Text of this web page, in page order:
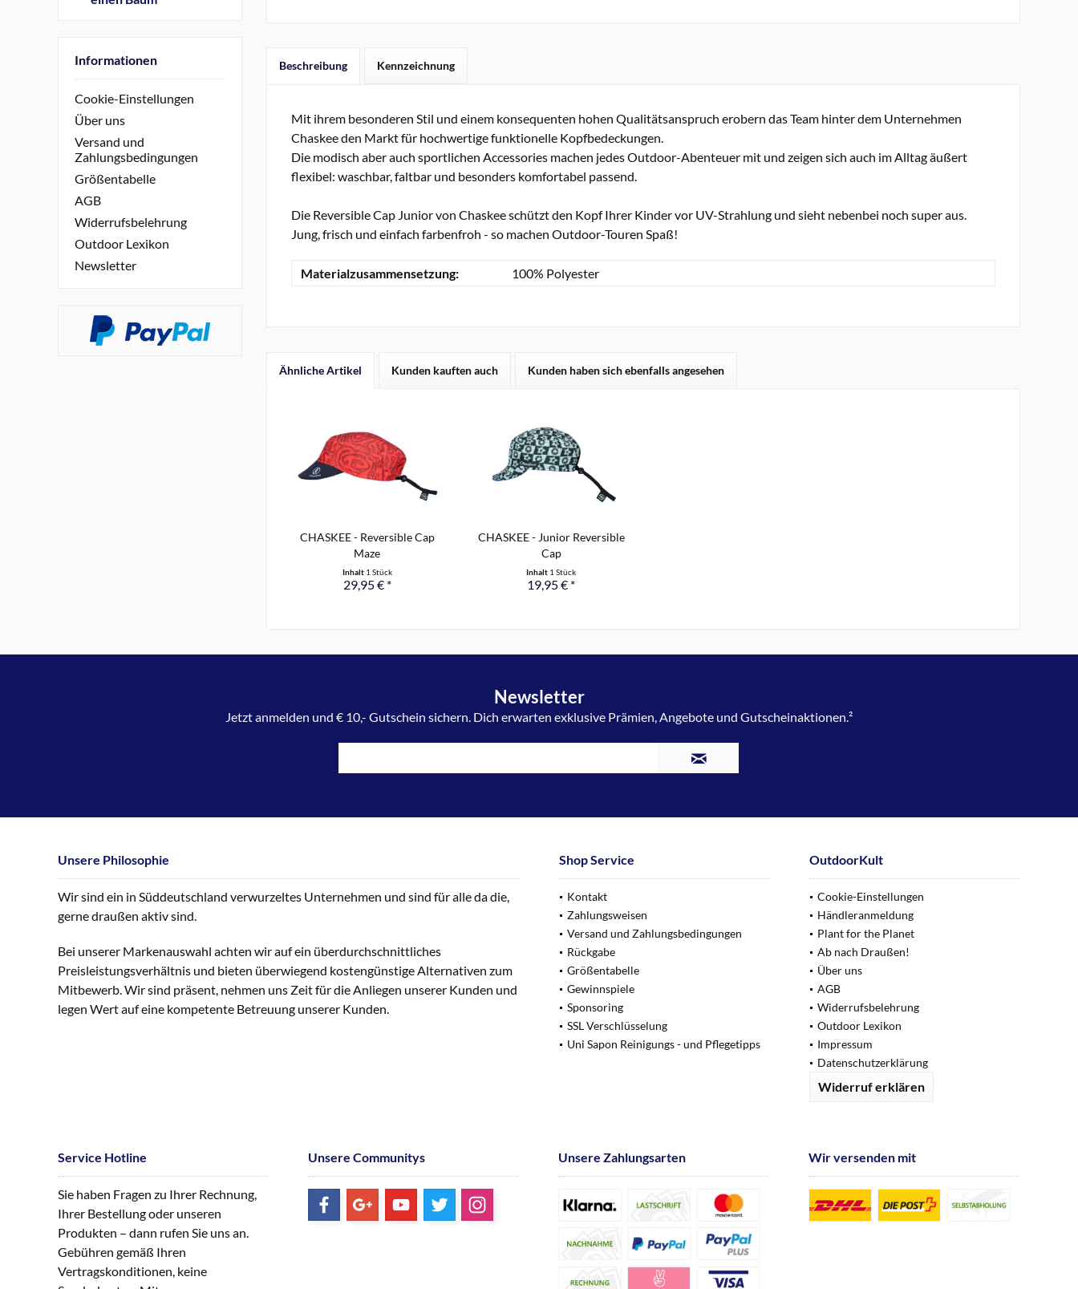
Informationen
Cookie-Einstellungen
Über uns
Versand und
Zahlungsbedingungen
Größentabelle
AGB
Widerrufsbelehrung
Outdoor Lexikon
Newsletter
Beschreibung Kennzeichnung
Mit ihrem besonderen Stil und einem konsequenten hohen Qualitätsanspruch erobern das Team hinter dem Unternehmen
Chaskee den Markt für hochwertige funktionelle Kopfbedeckungen.
Die modisch aber auch sportlichen Accessories machen jedes Outdoor-Abenteuer mit und zeigen sich auch im Alltag äußert
flexibel: waschbar, faltbar und besonders komfortabel passend.
Die Reversible Cap Junior von Chaskee schützt den Kopf Ihrer Kinder vor UV-Strahlung und sieht nebenbei noch super aus.
Jung, frisch und einfach farbenfroh - so machen Outdoor-Touren Spaß!
Materialzusammensetzung: 100% Polyester
Ähnliche Artikel Kunden kauften auch Kunden haben sich ebenfalls angesehen
CHASKEE - Reversible Cap
Maze
Inhalt 1 Stück
29,95 € *
CHASKEE - Junior Reversible
Cap
Inhalt 1 Stück
19,95 € *
Newsletter
Jetzt anmelden und € 10,- Gutschein sichern. Dich erwarten exklusive Prämien, Angebote und Gutscheinaktionen.²
Unsere Philosophie
Wir sind ein in Süddeutschland verwurzeltes Unternehmen und sind für alle da die,
gerne draußen aktiv sind.
Bei unserer Markenauswahl achten wir auf ein überdurchschnittliches
Preisleistungsverhältnis und bieten überwiegend kostengünstige Alternativen zum
Mitbewerb. Wir sind präsent, nehmen uns Zeit für die Anliegen unserer Kunden und
legen Wert auf eine kompetente Betreuung unserer Kunden.
Shop Service
Kontakt
Zahlungsweisen
Versand und Zahlungsbedingungen
Rückgabe
Größentabelle
Gewinnspiele
Sponsoring
SSL Verschlüsselung
Uni Sapon Reinigungs - und Pflegetipps
OutdoorKult
Cookie-Einstellungen
Händleranmeldung
Plant for the Planet
Ab nach Draußen!
Über uns
AGB
Widerrufsbelehrung
Outdoor Lexikon
Impressum
Datenschutzerklärung
Widerruf erklären
Service Hotline
Sie haben Fragen zu Ihrer Rechnung,
Ihrer Bestellung oder unseren
Produkten – dann rufen Sie uns an.
Gebühren gemäß Ihren
Vertragskonditionen, keine
Unsere Communitys Unsere Zahlungsarten Wir versenden mit